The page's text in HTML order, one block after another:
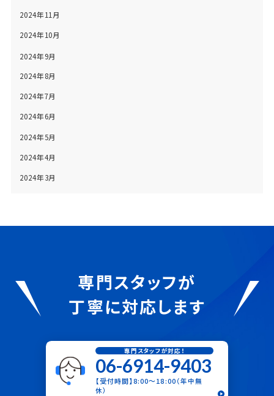
2024年11月
2024年10月
2024年9月
2024年8月
2024年7月
2024年6月
2024年5月
2024年4月
2024年3月
専門スタッフが
丁寧に対応します
専門スタッフが対応！
06-6914-9403
【受付時間】8:00〜18:00（年中無
休）